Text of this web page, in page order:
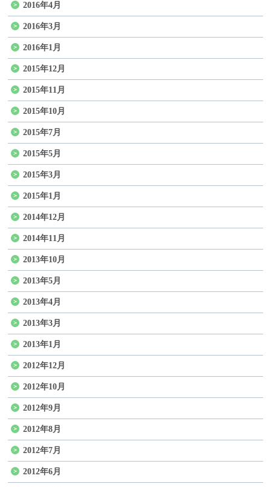
2016年4月
2016年3月
2016年1月
2015年12月
2015年11月
2015年10月
2015年7月
2015年5月
2015年3月
2015年1月
2014年12月
2014年11月
2013年10月
2013年5月
2013年4月
2013年3月
2013年1月
2012年12月
2012年10月
2012年9月
2012年8月
2012年7月
2012年6月